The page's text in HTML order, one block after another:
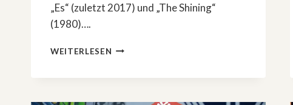
„Es“ (zuletzt 2017) und „The Shining“
(1980)….
WEITERLESEN STEPHEN